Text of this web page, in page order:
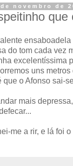
novembro de
que
do tom cada vez
excelentíssima
uns metros
o Afonso sai-
mais
me a rir, e lá foi